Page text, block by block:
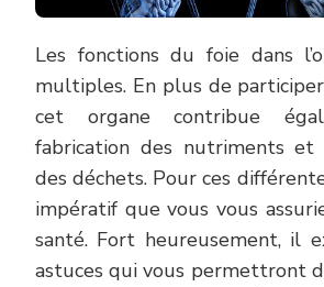
Les fonctions du foie dans
multiples. En plus de
cet organe contribue
fabrication des nutriments
des déchets. Pour ces
impératif que vous vous
santé. Fort heureusement, il
astuces qui vous permettront